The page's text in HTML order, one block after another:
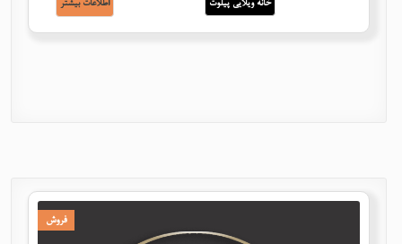
خانه ویلایی پیلوت اطلاعات بيشتر
فروش